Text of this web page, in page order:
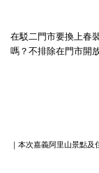
在駁二門市要換上春
嗎？不排除在門市開
｜本次嘉義阿里山景點及